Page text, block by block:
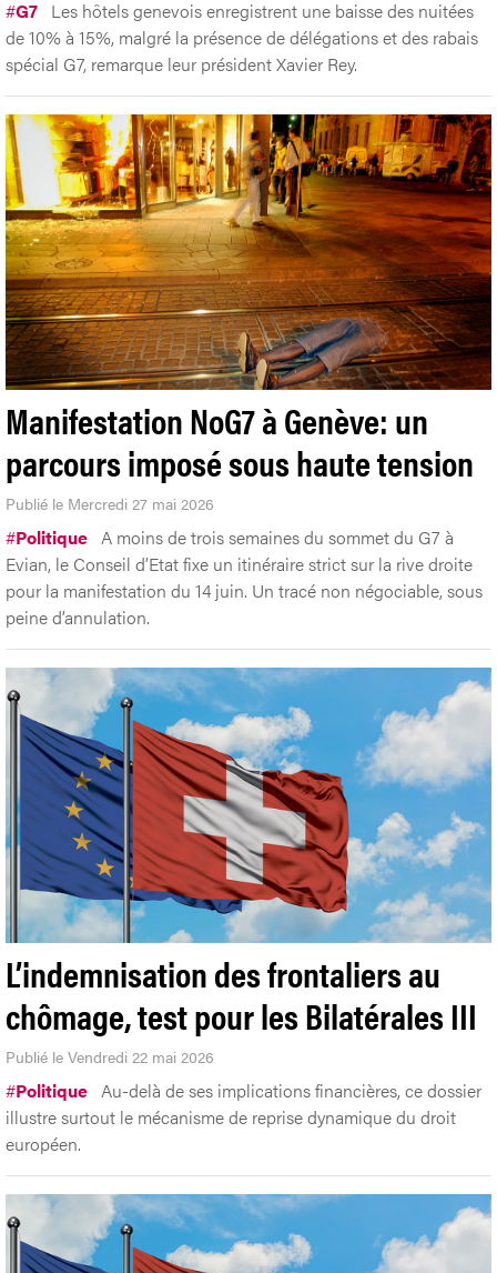
#G7 Les hôtels genevois enregistrent une baisse des nuitées
de 10% à 15%, malgré la présence de délégations et des rabais
spécial G7, remarque leur président Xavier Rey.
Manifestation NoG7 à Genève: un
parcours imposé sous haute tension
Publié le Mercredi 27 mai 2026
#Politique A moins de trois semaines du sommet du G7 à
Evian, le Conseil d’Etat fixe un itinéraire strict sur la rive droite
pour la manifestation du 14 juin. Un tracé non négociable, sous
peine d’annulation.
L’indemnisation des frontaliers au
chômage, test pour les Bilatérales III
Publié le Vendredi 22 mai 2026
#Politique Au-delà de ses implications financières, ce dossier
illustre surtout le mécanisme de reprise dynamique du droit
européen.